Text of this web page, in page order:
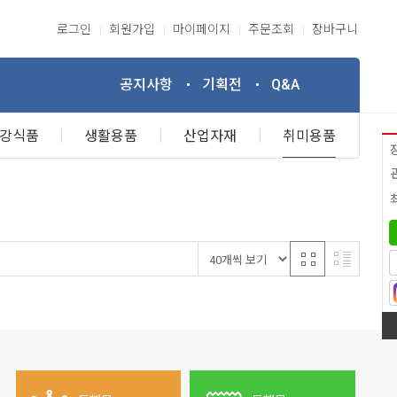
로그인 회원가입 마이페이지 주문조회 장바구니
공지사항 기획전 Q&A
식품 생활용품 산업자재 취미용품